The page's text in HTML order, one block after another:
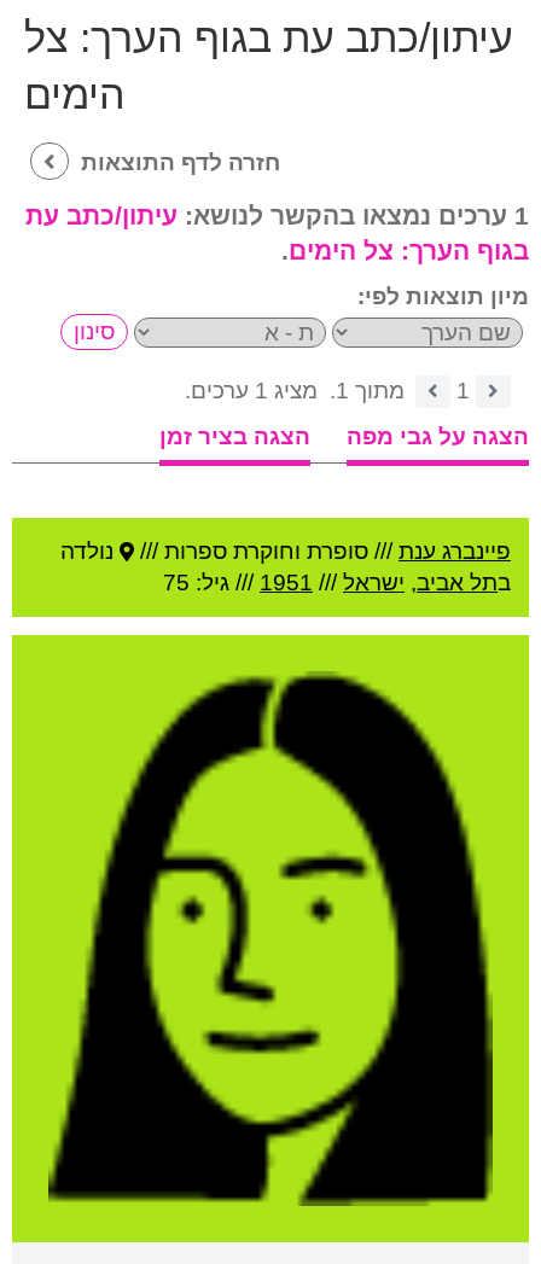
עיתון/כתב עת בגוף הערך: צל
הימים
חזרה לדף התוצאות
1 ערכים נמצאו בהקשר לנושא:
עיתון/כתב עת
בגוף הערך: צל הימים.
מיון תוצאות לפי:
1 מתוך 1.
מציג 1 ערכים.
הצגה על גבי מפה
הצגה בציר זמן
פיינברג ענת/// סופרת וחוקרת ספרות ///
נולדה
בתל אביב, ישראל///
1951 /// גיל: 75